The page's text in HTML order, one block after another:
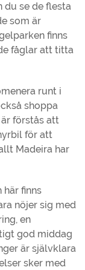
du se de flesta
som är
finns
fåglar att titta
runt i
shoppa
förstås att
för att
Madeira har
finns
nöjer sig med
en
god middag
är självklara
sker med